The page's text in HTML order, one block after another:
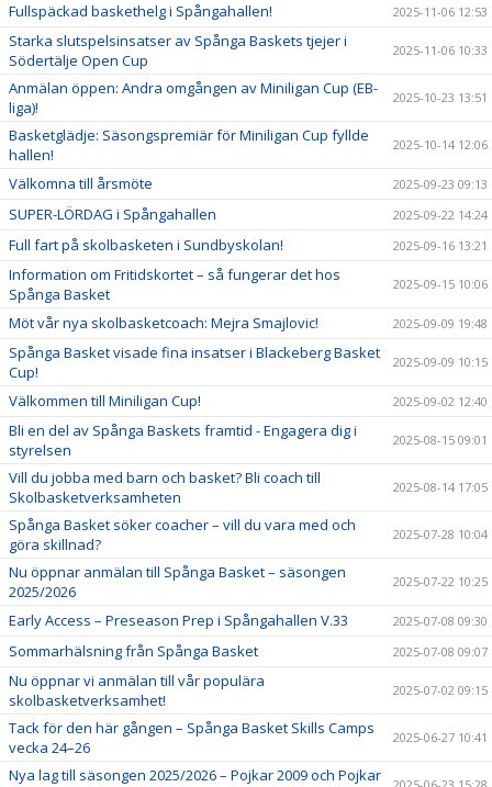
Fullspäckad baskethelg i Spångahallen! 2025-11-06 12:53
Starka slutspelsinsatser av Spånga Baskets tjejer i
Södertälje Open Cup
2025-11-06 10:33
Anmälan öppen: Andra omgången av Miniligan Cup (EB-
liga)!
2025-10-23 13:51
Basketglädje: Säsongspremiär för Miniligan Cup fyllde
hallen!
2025-10-14 12:06
Välkomna till årsmöte 2025-09-23 09:13
SUPER-LÖRDAG i Spångahallen 2025-09-22 14:24
Full fart på skolbasketen i Sundbyskolan! 2025-09-16 13:21
Information om Fritidskortet – så fungerar det hos
Spånga Basket
2025-09-15 10:06
Möt vår nya skolbasketcoach: Mejra Smajlovic! 2025-09-09 19:48
Spånga Basket visade fina insatser i Blackeberg Basket
Cup!
2025-09-09 10:15
Välkommen till Miniligan Cup! 2025-09-02 12:40
Bli en del av Spånga Baskets framtid - Engagera dig i
styrelsen
2025-08-15 09:01
Vill du jobba med barn och basket? Bli coach till
Skolbasketverksamheten
2025-08-14 17:05
Spånga Basket söker coacher – vill du vara med och
göra skillnad?
2025-07-28 10:04
Nu öppnar anmälan till Spånga Basket – säsongen
2025/2026
2025-07-22 10:25
Early Access – Preseason Prep i Spångahallen V.33 2025-07-08 09:30
Sommarhälsning från Spånga Basket 2025-07-08 09:07
Nu öppnar vi anmälan till vår populära
skolbasketverksamhet!
2025-07-02 09:15
Tack för den här gången – Spånga Basket Skills Camps
vecka 24–26
2025-06-27 10:41
Nya lag till säsongen 2025/2026 – Pojkar 2009 och Pojkar